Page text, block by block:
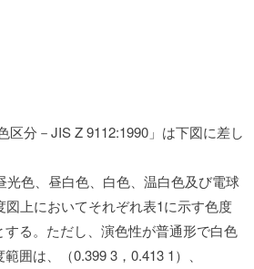
分－JIS Z 9112:1990」は下図に差し
光色、昼白色、白色、温白色及び電球
上においてそれぞれ表1に示す色度
る。ただし、演色性が普通形で白色
囲は、（0.399 3，0.413 1）、